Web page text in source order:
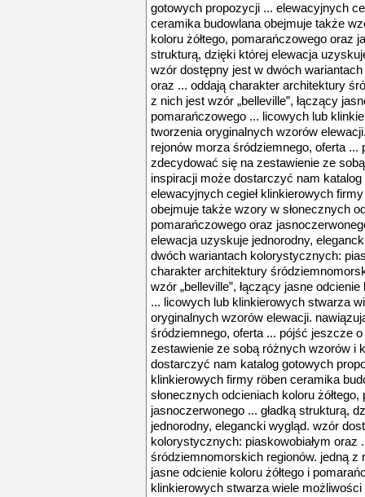
gotowych propozycji ... elewacyjnych
ceramika budowlana obejmuje także
koloru żółtego, pomarańczowego oraz
strukturą, dzięki której elewacja
wzór dostępny jest w dwóch
oraz ... oddają charakter architektury
z nich jest wzór „belleville”, łączący
pomarańczowego ... licowych lub
tworzenia oryginalnych wzorów
rejonów morza śródziemnego, oferta
zdecydować się na zestawienie ze
inspiracji może dostarczyć nam
elewacyjnych cegieł klinkierowych
obejmuje także wzory w słonecznych
pomarańczowego oraz
elewacja uzyskuje jednorodny,
dwóch wariantach kolorystycznych:
charakter architektury
wzór „belleville”, łączący jasne
... licowych lub klinkierowych stwarza
oryginalnych wzorów elewacji.
śródziemnego, oferta ... pójść jeszcze
zestawienie ze sobą różnych wzorów i
dostarczyć nam katalog gotowych
klinkierowych firmy röben ceramika
słonecznych odcieniach koloru
jasnoczerwonego ... gładką strukturą,
jednorodny, elegancki wygląd. wzór
kolorystycznych: piaskowobiałym oraz
śródziemnomorskich regionów. jedną z
jasne odcienie koloru żółtego i
klinkierowych stwarza wiele